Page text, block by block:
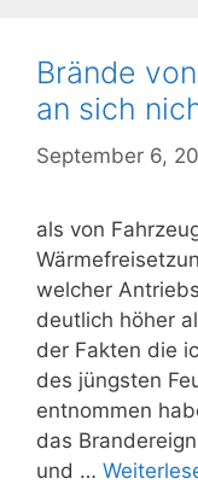
Brände
an sich
September 6,
als von
welcher
deutlich höher
der Fakten die
des jüngsten
entnommen
das
und …